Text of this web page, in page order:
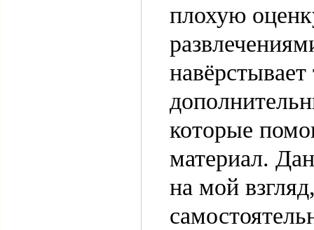
плохую
которые
материал.
на мой